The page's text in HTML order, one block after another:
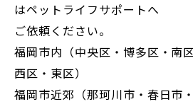
はペットライフサポートへ
ご依頼ください。
福岡市内（中央区・博多区・南
西区・東区）
福岡市近郊（那珂川市・春日市